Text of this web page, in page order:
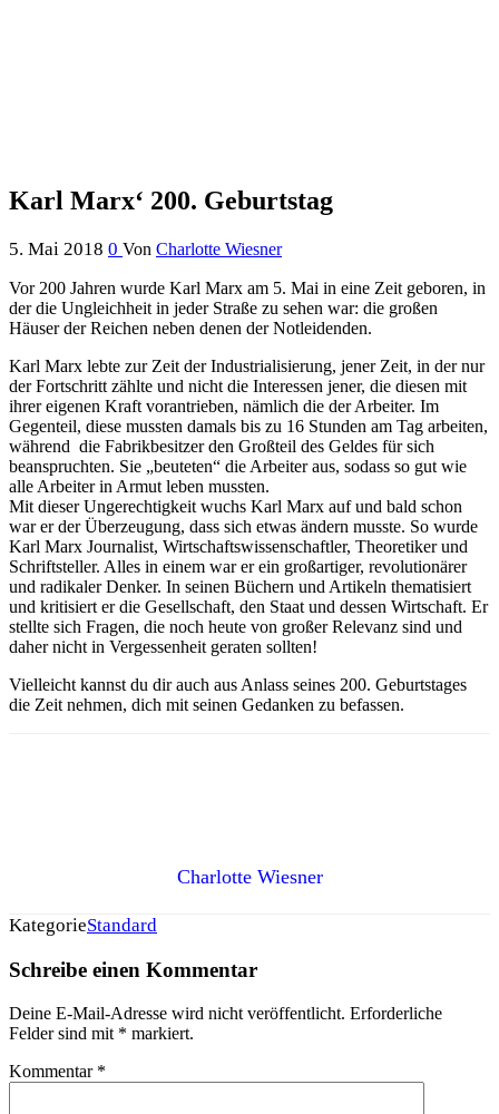
Karl Marx‘ 200. Geburtstag
5. Mai 2018 0 Von Charlotte Wiesner
Vor 200 Jahren wurde Karl Marx am 5. Mai in eine Zeit geboren, in
der die Ungleichheit in jeder Straße zu sehen war: die großen
Häuser der Reichen neben denen der Notleidenden.
Karl Marx lebte zur Zeit der Industrialisierung, jener Zeit, in der nur
der Fortschritt zählte und nicht die Interessen jener, die diesen mit
ihrer eigenen Kraft vorantrieben, nämlich die der Arbeiter. Im
Gegenteil, diese mussten damals bis zu 16 Stunden am Tag arbeiten,
während die Fabrikbesitzer den Großteil des Geldes für sich
beanspruchten. Sie „beuteten“ die Arbeiter aus, sodass so gut wie
alle Arbeiter in Armut leben mussten.
Mit dieser Ungerechtigkeit wuchs Karl Marx auf und bald schon
war er der Überzeugung, dass sich etwas ändern musste. So wurde
Karl Marx Journalist, Wirtschaftswissenschaftler, Theoretiker und
Schriftsteller. Alles in einem war er ein großartiger, revolutionärer
und radikaler Denker. In seinen Büchern und Artikeln thematisiert
und kritisiert er die Gesellschaft, den Staat und dessen Wirtschaft. Er
stellte sich Fragen, die noch heute von großer Relevanz sind und
daher nicht in Vergessenheit geraten sollten!
Vielleicht kannst du dir auch aus Anlass seines 200. Geburtstages
die Zeit nehmen, dich mit seinen Gedanken zu befassen.
Charlotte Wiesner
KategorieStandard
Schreibe einen Kommentar
Deine E-Mail-Adresse wird nicht veröffentlicht. Erforderliche
Felder sind mit * markiert.
Kommentar *